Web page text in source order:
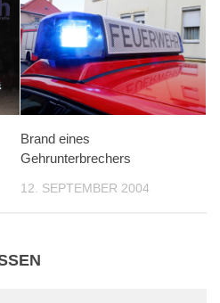
Brand eines
Gehrunterbrechers
12. SEPTEMBER 2004